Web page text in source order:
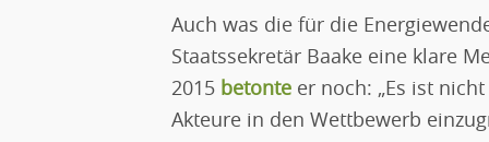
Auch was die für die
Staatssekretär Baake eine klare
2015 betonte er noch: „Es ist
Akteure in den Wettbewerb